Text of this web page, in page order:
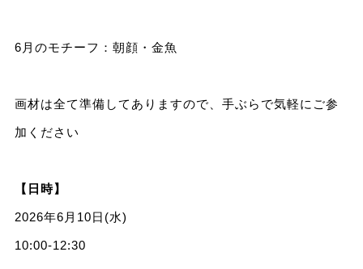
6月のモチーフ：朝顔・金魚
画材は全て準備してありますので、手ぶらで気軽にご参
加ください
【日時】
2026年6月10日(水)
10:00-12:30